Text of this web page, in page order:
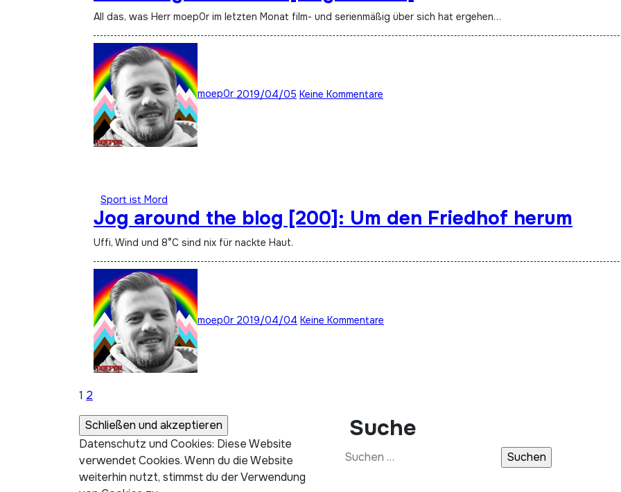
All das, was Herr moep0r im letzten Monat film- und serienmäßig über sich hat ergehen…
moep0r 2019/04/05 Keine Kommentare
Sport ist Mord
Jog around the blog [200]: Um den Friedhof herum
Uffi, Wind und 8°C sind nix für nackte Haut.
moep0r 2019/04/04 Keine Kommentare
Seitennummerierung
der
Beiträge
1 2
Datenschutz und Cookies: Diese Website
verwendet Cookies. Wenn du die Website
weiterhin nutzt, stimmst du der Verwendung
Suche
Suchen